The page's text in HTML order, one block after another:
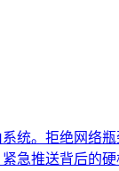
统。拒绝网络
紧急推送背后的